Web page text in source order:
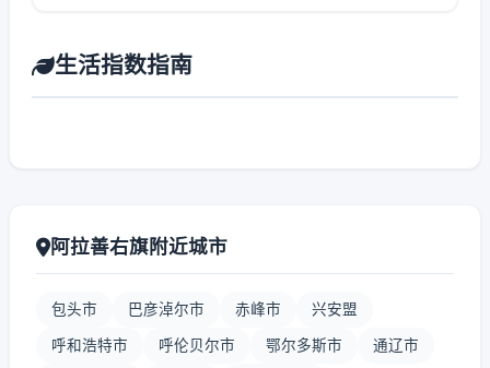
生活指数指南
阿拉善右旗附近城市
包头市 巴彦淖尔市 赤峰市 兴安盟
呼和浩特市 呼伦贝尔市 鄂尔多斯市 通辽市